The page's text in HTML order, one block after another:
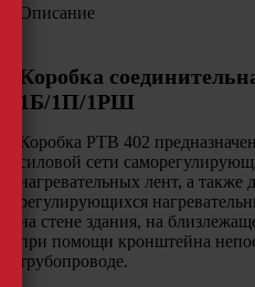
Описание
Коробка
1Б/1П/1РШ
Коробка РТВ 402
силовой сети
нагревательных лент, а также
регулирующихся
на стене здания, на
при помощи кронштейна
трубопроводе.